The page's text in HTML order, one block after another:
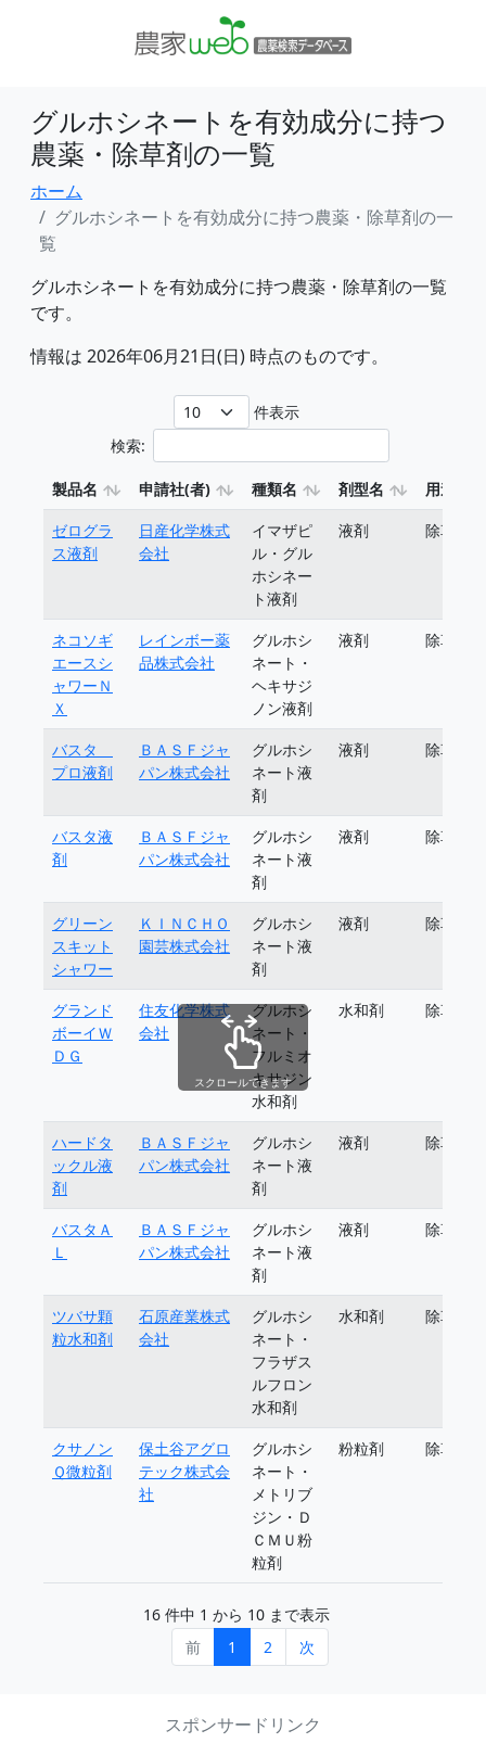
グルホシネートを有効成分に持つ
農薬・除草剤の一覧
ホーム
グルホシネートを有効成分に持つ農薬・除草剤の一
覧
グルホシネートを有効成分に持つ農薬・除草剤の一覧
です。
情報は 2026年06月21日(日) 時点のものです。
件表示
検索:
製品名 申請社(者) 種類名 剤型名
用途
ゼログラ
ス液剤
日産化学株式
会社
イマザピ
ル・グル
ホシネー
ト液剤
液剤 除草剤
ネコソギ
エースシ
ャワーＮ
Ｘ
レインボー薬
品株式会社
グルホシ
ネート・
ヘキサジ
ノン液剤
液剤 除草剤
バスタ
プロ液剤
ＢＡＳＦジャ
パン株式会社
グルホシ
ネート液
剤
液剤 除草剤
バスタ液
剤
ＢＡＳＦジャ
パン株式会社
グルホシ
ネート液
剤
液剤 除草剤
グリーン
スキット
シャワー
ＫＩＮＣＨＯ
園芸株式会社
グルホシ
ネート液
剤
液剤 除草剤
グランド
ボーイＷ
ＤＧ
住友化学株式
会社
グルホシ
ネート・
フルミオ
キサジン
水和剤
水和剤 除草剤
ハードタ
ックル液
剤
ＢＡＳＦジャ
パン株式会社
グルホシ
ネート液
剤
液剤 除草剤
バスタＡ
Ｌ
ＢＡＳＦジャ
パン株式会社
グルホシ
ネート液
剤
液剤 除草剤
ツバサ顆
粒水和剤
石原産業株式
会社
グルホシ
ネート・
フラザス
ルフロン
水和剤
水和剤 除草剤
クサノン
Ｑ微粒剤
保土谷アグロ
テック株式会
社
グルホシ
ネート・
メトリブ
ジン・Ｄ
ＣＭＵ粉
粒剤
粉粒剤 除草剤
16 件中 1 から 10 まで表示
前
1 2 次
スクロールできます
スポンサードリンク